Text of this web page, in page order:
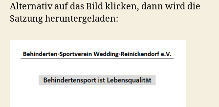
Alternativ auf das Bild klicken, dann wird die
Satzung heruntergeladen: